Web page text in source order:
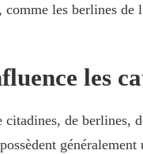
les berlines
les
de berlines,